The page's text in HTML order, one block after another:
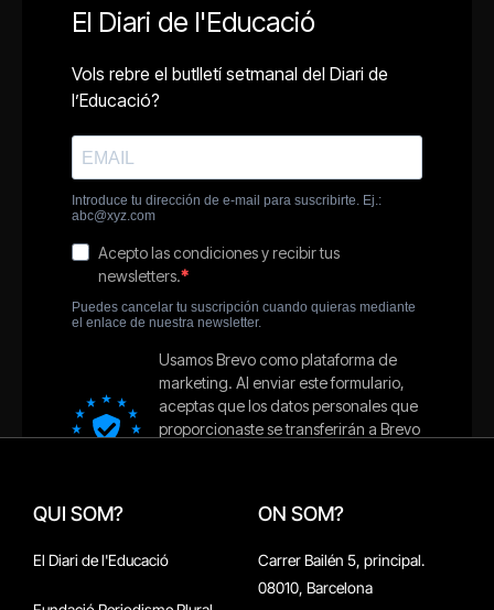
QUI SOM?
El Diari de l'Educació
ON SOM?
Carrer Bailén 5, principal.
08010, Barcelona